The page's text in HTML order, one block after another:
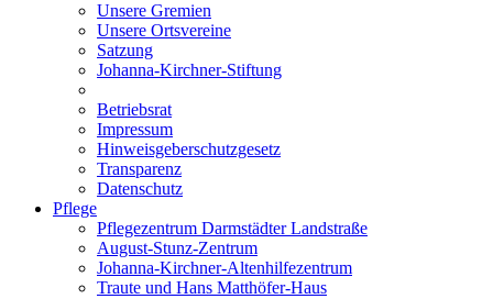
Unsere Gremien
Unsere Ortsvereine
Satzung
Johanna-Kirchner-Stiftung
Betriebsrat
Impressum
Hinweisgeberschutzgesetz
Transparenz
Datenschutz
Pflege
Pflegezentrum Darmstädter Landstraße
August-Stunz-Zentrum
Johanna-Kirchner-Altenhilfezentrum
Traute und Hans Matthöfer-Haus